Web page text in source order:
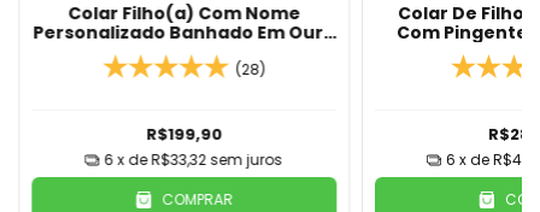
Colar Filho(a) Com Nome
Personalizado Banhado Em Ouro
18K
(28)
R$199,90
6 x deR$33,32 sem juros
COMPRAR
Colar De
Com Pingente
Nomes
Banho de
6 x de